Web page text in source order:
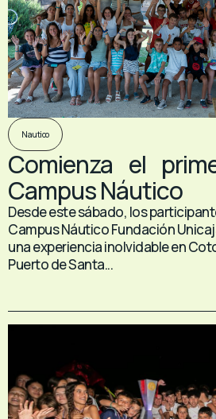
Nautico
Comienza el
Campus Náutico
Desde este sábado, los
Campus Náutico Fundación
una experiencia inolvidable en
Puerto de Santa...